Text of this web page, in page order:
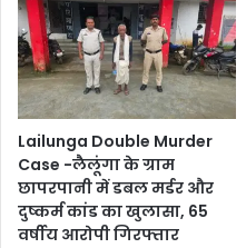
Lailunga Double Murder
Case -लैलूंगा के ग्राम
छापरपानी में डबल मर्डर और
दुष्कर्म कांड का खुलासा, 65
वर्षीय आरोपी गिरफ्तार